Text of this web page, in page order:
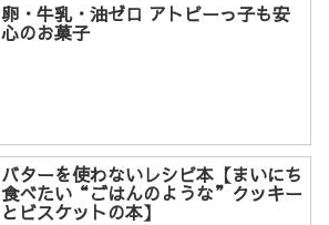
卵・牛乳・油ゼロ アトピーっ子も安
心のお菓子
バターを使わないレシピ本【まいにち
食べたい“ごはんのような”クッキー
とビスケットの本】